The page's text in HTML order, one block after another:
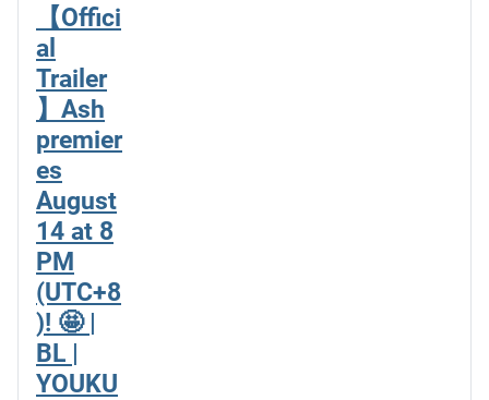
【Offici
al
Trailer
】Ash
premier
es
August
14 at 8
PM
(UTC+8
)! 🤩 |
BL |
YOUKU